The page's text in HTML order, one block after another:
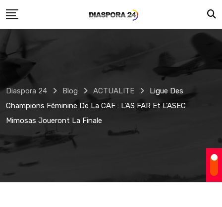
to
Diaspora 24 Blog ACTUALITE
Ligue Des
Champions Féminine De La CAF : L’AS FAR Et L’ASEC
Mimosas Joueront La Finale